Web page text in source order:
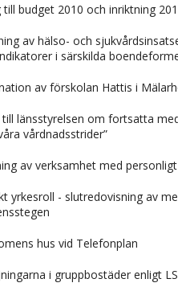
till budget 2010 och inriktning
av hälso- och
i särskilda
av förskolan Hattis i
till länsstyrelsen om fortsatta
vårdnadsstrider”
av verksamhet med
yrkesroll - slutredovisning av
hus vid Telefonplan
i gruppbostäder enligt